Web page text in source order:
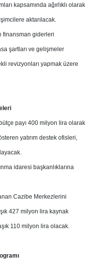
kapsamında ağırlıklı olarak
aktarılacak.
finansman giderleri
şartları ve gelişmeler
revizyonları yapmak üzere
payı 400 milyon lira olarak
yatırım destek ofisleri,
idaresi başkanlıklarına
Cazibe Merkezlerini
427 milyon lira kaynak
110 milyon lira olacak.